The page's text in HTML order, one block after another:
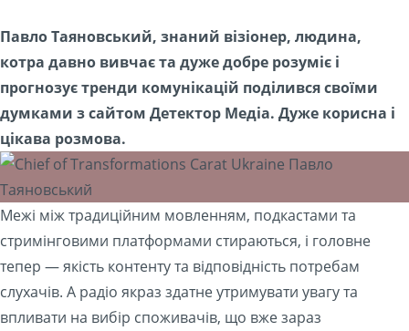
Павло Таяновський, знаний візіонер, людина,
котра давно вивчає та дуже добре розуміє і
прогнозує тренди комунікацій поділився своїми
думками з сайтом Детектор Медіа. Дуже корисна і
цікава розмова.
Межі між традиційним мовленням, подкастами та
стримінговими платформами стираються, і головне
тепер — якість контенту та відповідність потребам
слухачів. А радіо якраз здатне утримувати увагу та
впливати на вибір споживачів, що вже зараз